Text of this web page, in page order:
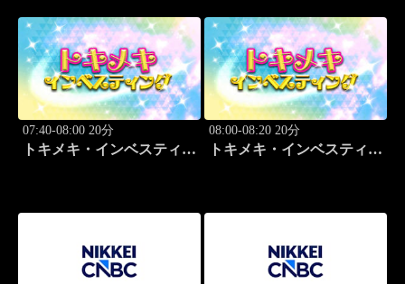
07:40-08:00 20分
トキメキ・インベスティン
08:00-08:20 20分
トキメキ・インベスティン